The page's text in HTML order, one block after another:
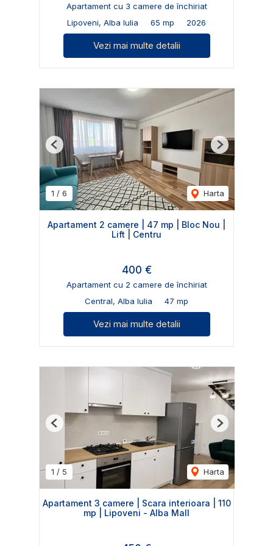
Apartament cu 3 camere de închiriat
Lipoveni, Alba Iulia
65 mp 2026
Vezi mai multe detalii
1 / 6 Harta
Previous Next
Apartament 2 camere | 47 mp | Bloc Nou |
Lift | Centru
400 €
Apartament cu 2 camere de închiriat
Central, Alba Iulia
47 mp
Vezi mai multe detalii
1 / 5 Harta
Previous Next
Apartament 3 camere | Scara interioara | 110
mp | Lipoveni - Alba Mall